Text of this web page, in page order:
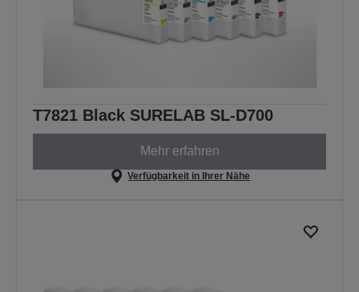
T7821 Black SURELAB SL-D700
Mehr erfahren
Verfügbarkeit in Ihrer Nähe